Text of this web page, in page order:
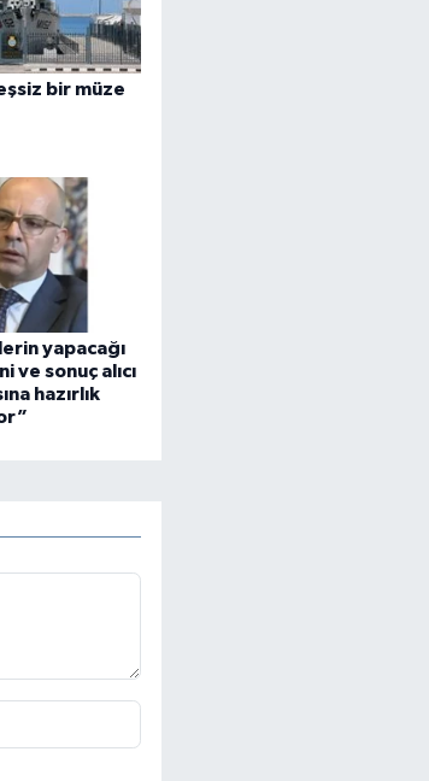
bir müze
yapacağı
ve sonuç alıcı
hazırlık